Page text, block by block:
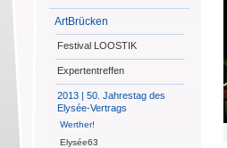
ArtBrücken
Festival LOOSTIK
Expertentreffen
2013 | 50. Jahrestag des
Elysée-Vertrags
Werther!
Elysée63